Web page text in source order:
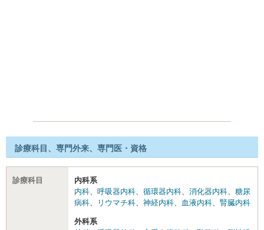
診療科目、専門外来、専門医・資格
診療科目
内科系
内科
呼吸器内科 循環器内科 消化器内科
糖尿
病科
リウマチ科 神経内科 血液内科 腎臓内科
外科系